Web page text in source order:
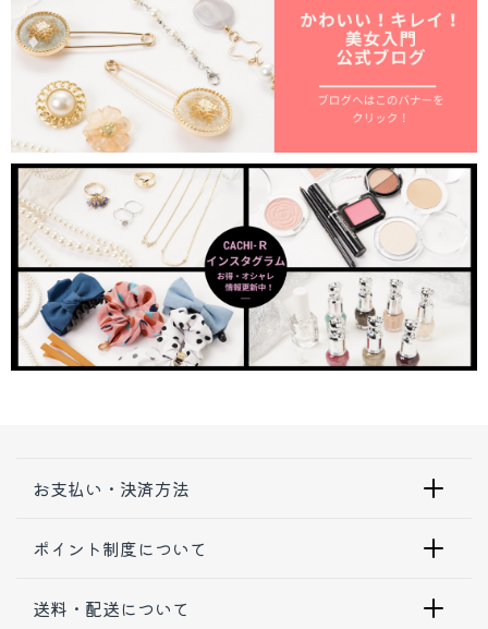
お支払い・決済方法
ポイント制度について
送料・配送について